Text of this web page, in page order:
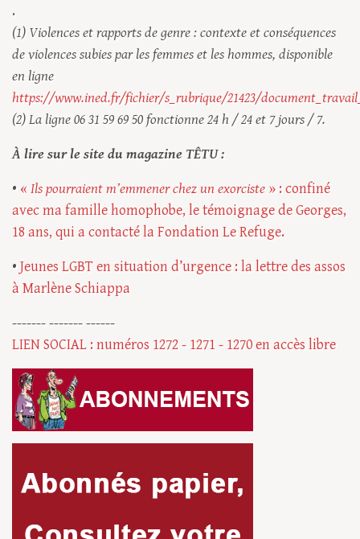
.
(1) Violences et rapports de genre : contexte et conséquences
de violences subies par les femmes et les hommes, disponible
en ligne
https://www.ined.fr/fichier/s_rubrique/21423/
(2) La ligne 06 31 59 69 50 fonctionne 24 h / 24 et 7 jours / 7.
À lire sur le site du magazine TÊTU :
• « Ils pourraient m’emmener chez un exorciste » : confiné
avec ma famille homophobe, le témoignage de Georges,
18 ans, qui a contacté la Fondation Le Refuge.
• Jeunes LGBT en situation d’urgence : la lettre des assos
à Marlène Schiappa
------- ------- ------
LIEN SOCIAL : numéros 1272 - 1271 - 1270 en accès libre